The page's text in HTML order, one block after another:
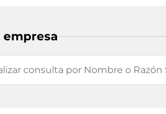
empresa